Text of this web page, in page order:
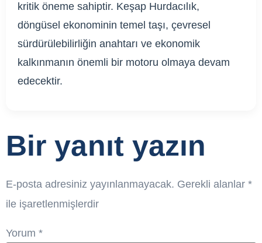
kritik öneme sahiptir. Keşap Hurdacılık,
döngüsel ekonominin temel taşı, çevresel
sürdürülebilirliğin anahtarı ve ekonomik
kalkınmanın önemli bir motoru olmaya devam
edecektir.
Bir yanıt yazın
E-posta adresiniz yayınlanmayacak. Gerekli alanlar *
ile işaretlenmişlerdir
Yorum *